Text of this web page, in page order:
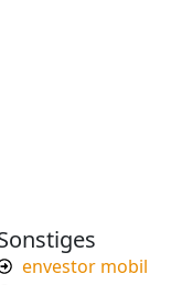
envestor mobil